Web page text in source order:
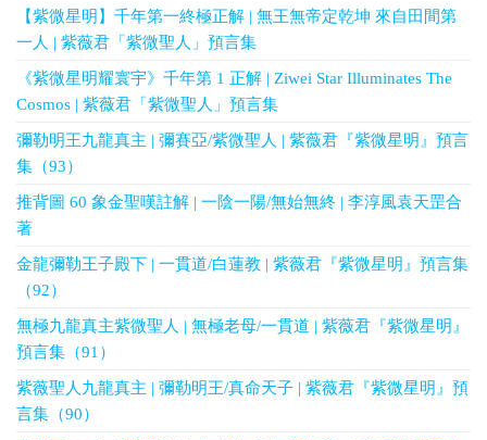
【紫微星明】千年第一終極正解 | 無王無帝定乾坤 來自田間第
一人 | 紫薇君「紫微聖人」預言集
《紫微星明耀寰宇》千年第 1 正解 | Ziwei Star Illuminates The
Cosmos | 紫薇君「紫微聖人」預言集
彌勒明王九龍真主 | 彌賽亞/紫微聖人 | 紫薇君『紫微星明』預言
集（93）
推背圖 60 象金聖嘆註解 | 一陰一陽/無始無終 | 李淳風袁天罡合
著
金龍彌勒王子殿下 | 一貫道/白蓮教 | 紫薇君『紫微星明』預言集
（92）
無極九龍真主紫微聖人 | 無極老母/一貫道 | 紫薇君『紫微星明』
預言集（91）
紫薇聖人九龍真主 | 彌勒明王/真命天子 | 紫薇君『紫微星明』預
言集（90）